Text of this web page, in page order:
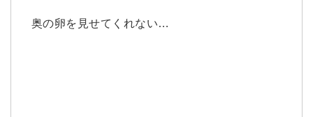
奥の卵を見せてくれない…